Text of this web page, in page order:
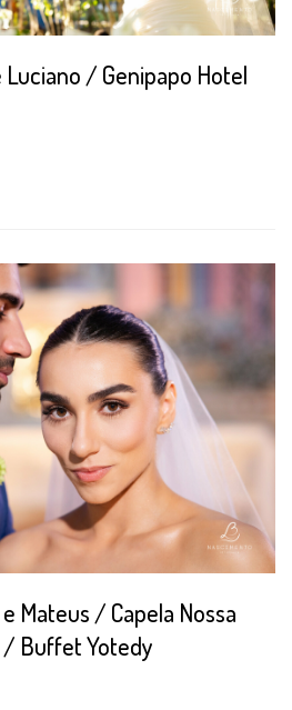
/ Genipapo Hotel
Mateus / Capela Nossa
/ Buffet Yotedy